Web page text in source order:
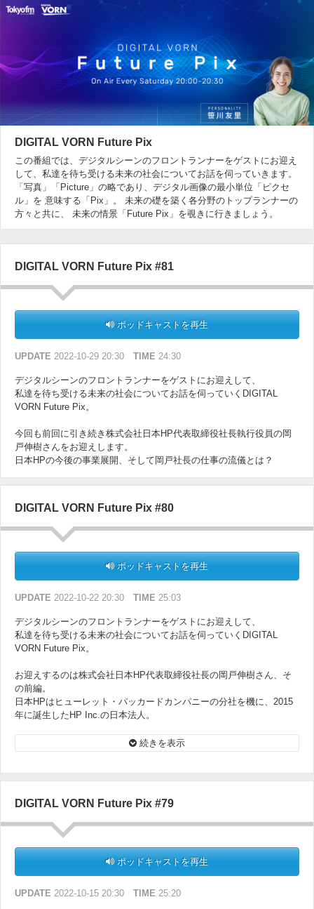
DIGITAL VORN Future Pix
この番組では、デジタルシーンのフロントランナーをゲストにお迎え
して、私達を待ち受ける未来の社会についてお話を伺っていきます。
「写真」「Picture」の略であり、デジタル画像の最小単位「ピクセ
ル」を 意味する「Pix」。 未来の礎を築く各分野のトップランナーの
方々と共に、 未来の情景「Future Pix」を覗きに行きましょう。
DIGITAL VORN Future Pix #81
ポッドキャストを再生
UPDATE 2022-10-29 20:30 TIME 24:30
デジタルシーンのフロントランナーをゲストにお迎えして、
私達を待ち受ける未来の社会についてお話を伺っていくDIGITAL
VORN Future Pix。
今回も前回に引き続き株式会社日本HP代表取締役社長執行役員の岡
戸伸樹さんをお迎えします。
日本HPの今後の事業展開、そして岡戸社長の仕事の流儀とは？
DIGITAL VORN Future Pix #80
ポッドキャストを再生
UPDATE 2022-10-22 20:30 TIME 25:03
デジタルシーンのフロントランナーをゲストにお迎えして、
私達を待ち受ける未来の社会についてお話を伺っていくDIGITAL
VORN Future Pix。
お迎えするのは株式会社日本HP代表取締役社長の岡戸伸樹さん、そ
の前編。
日本HPはヒューレット・パッカードカンパニーの分社を機に、2015
年に誕生したHP Inc.の日本法人。
状、そして未来について伺います。続きを表示
DIGITAL VORN Future Pix #79
ポッドキャストを再生
UPDATE 2022-10-15 20:30 TIME 25:20